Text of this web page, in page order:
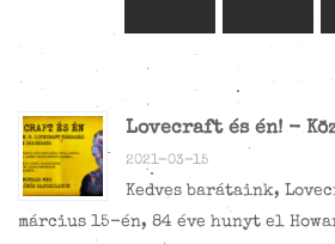
Lovecraft és én! -
2021-03-15
Kedves barátaink,
március 15-én, 84 éve hunyt el